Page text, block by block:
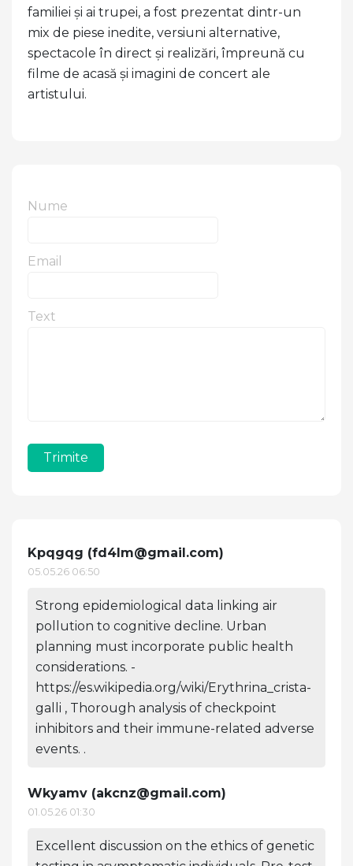
familiei și ai trupei, a fost prezentat dintr-un
mix de piese inedite, versiuni alternative,
spectacole în direct și realizări, împreună cu
filme de acasă și imagini de concert ale
artistului.
Nume
Email
Text
Trimite
Kpqgqg (fd4lm@gmail.com)
05.05.26 06:50
Strong epidemiological data linking air
pollution to cognitive decline. Urban
planning must incorporate public health
considerations. -
https://es.wikipedia.org/wiki/Erythrina_crista-
galli , Thorough analysis of checkpoint
inhibitors and their immune-related adverse
events. .
Wkyamv (akcnz@gmail.com)
01.05.26 01:30
Excellent discussion on the ethics of genetic